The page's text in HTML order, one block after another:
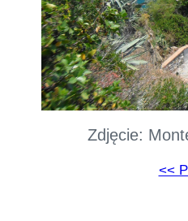
Zdjęcie:
<<